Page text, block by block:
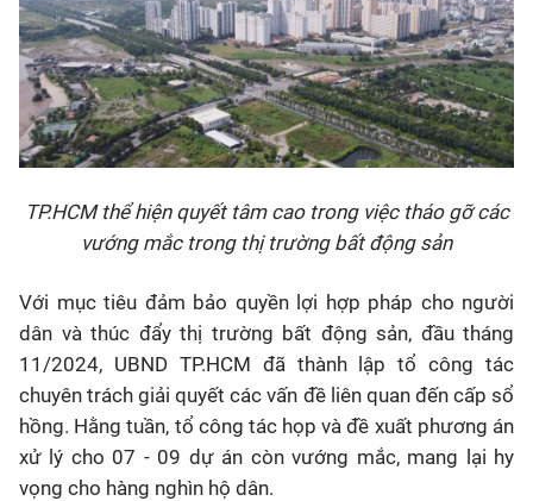
TP.HCM thể hiện quyết tâm cao trong việc tháo gỡ các
vướng mắc trong thị trường bất động sản
Với mục tiêu đảm bảo quyền lợi hợp pháp cho người
dân và thúc đẩy thị trường bất động sản, đầu tháng
11/2024, UBND TP.HCM đã thành lập tổ công tác
chuyên trách giải quyết các vấn đề liên quan đến cấp sổ
hồng. Hằng tuần, tổ công tác họp và đề xuất phương án
xử lý cho 07 - 09 dự án còn vướng mắc, mang lại hy
vọng cho hàng nghìn hộ dân.